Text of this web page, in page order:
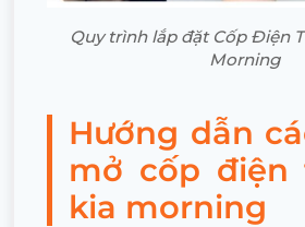
Quy trình lắp đặt Cốp Điện
Morning
Hướng dẫn
mở cốp điện
kia morning